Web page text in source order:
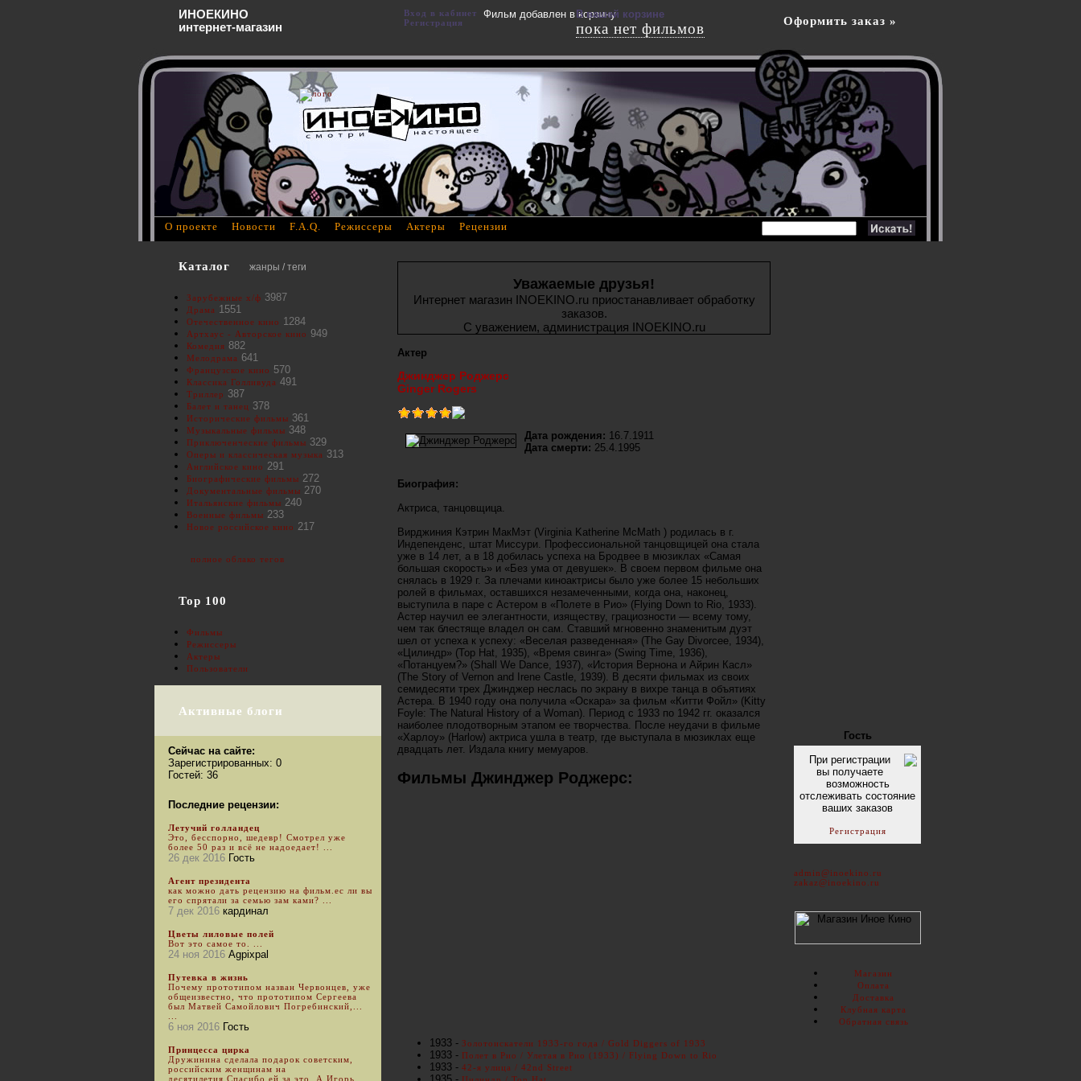
Уважаемые друзья!
Интернет магазин INOEKINO.ru приостанавливает обработку
заказов.
С уважением, администрация INOEKINO.ru
Актер
Джинджер Роджерс
Ginger Rogers
Дата рождения: 16.7.1911
Дата смерти: 25.4.1995
Биография:
Актриса, танцовщица.
Вирджиния Кэтрин МакМэт (Virginia Katherine McMath ) родилась в г.
Индепенденс, штат Миссури. Профессиональной танцовщицей она стала
уже в 14 лет, а в 18 добилась успеха на Бродвее в мюзиклах «Самая
большая скорость» и «Без ума от девушек». В своем первом фильме она
снялась в 1929 г. За плечами киноактрисы было уже более 15 небольших
ролей в фильмах, оставшихся незамеченными, когда она, наконец,
выступила в паре с Астером в «Полете в Рио» (Flying Down to Rio, 1933).
Астер научил ее элегантности, изяществу, грациозности — всему тому,
чем так блестяще владел он сам. Ставший мгновенно знаменитым дуэт
шел от успеха к успеху: «Веселая разведенная» (The Gay Divorcee, 1934),
«Цилиндр» (Top Hat, 1935), «Время свинга» (Swing Time, 1936),
«Потанцуем?» (Shall We Dance, 1937), «История Вернона и Айрин Касл»
(The Story of Vernon and Irene Castle, 1939). В десяти фильмах из своих
семидесяти трех Джинджер неслась по экрану в вихре танца в объятиях
Астера. В 1940 году она получила «Оскара» за фильм «Китти Фойл» (Kitty
Foyle: The Natural History of a Woman). Период с 1933 по 1942 гг. оказался
наиболее плодотворным этапом ее творчества. После неудачи в фильме
«Харлоу» (Harlow) актриса ушла в театр, где выступала в мюзиклах еще
двадцать лет. Издала книгу мемуаров.
Фильмы Джинджер Роджерс:
1933 - Золотоискатели 1933-го года / Gold Diggers of 1933
1933 - Полет в Рио / Улетая в Рио (1933) / Flying Down to Rio
1933 - 42-я улица / 42nd Street
1935 - Цилиндр / Top Hat
Каталог жанры / теги
Зарубежные х/ф 3987
Драма 1551
Отечественное кино 1284
Артхаус - Авторское кино 949
Комедия 882
Мелодрама 641
Французское кино 570
Классика Голливуда 491
Триллер 387
Балет и танец 378
Исторические фильмы 361
Музыкальные фильмы 348
Приключенческие фильмы 329
Оперы и классическая музыка 313
Английское кино 291
Биографические фильмы 272
Документальные фильмы 270
Итальянские фильмы 240
Военные фильмы 233
Новое российское кино 217
полное облако тегов
Top 100
Фильмы
Режиссеры
Актеры
Пользователи
Активные блоги
Сейчас на сайте:
Зарегистрированных: 0
Гостей: 36
Последние рецензии:
Летучий голландец
Это, бесспорно, шедевр! Смотрел уже
более 50 раз и всё не надоедает! ...
26 дек 2016 Гость
Агент президента
как можно дать рецензию на фильм.ес ли вы
его спрятали за семью зам ками? ...
7 дек 2016 кардинал
Цветы лиловые полей
Вот это самое то. ...
24 ноя 2016 Agpixpal
Путевка в жизнь
Почему прототипом назван Червонцев, уже
общеизвестно, что прототипом Сергеева
был Матвей Самойлович Погребинский,...
6 ноя 2016 Гость
Принцесса цирка
Дружинина сделала подарок советским,
российским женщинам на
десятилетия.Спасибо ей за это. А Игорь
Гость
При регистрации
вы получаете
возможность
отслеживать состояние
ваших заказов
Регистрация
admin@inoekino.ru
zakaz@inoekino.ru
Магазин
Оплата
Доставка
Клубная карта
Обратная связь
О проекте Новости F.A.Q. Режиссеры Актеры Рецензии
Фильм добавлен в корзину
ИНОЕКИНО
интернет-магазин
Вход в кабинет
Регистрация
В вашей корзине
пока нет фильмов Оформить заказ »